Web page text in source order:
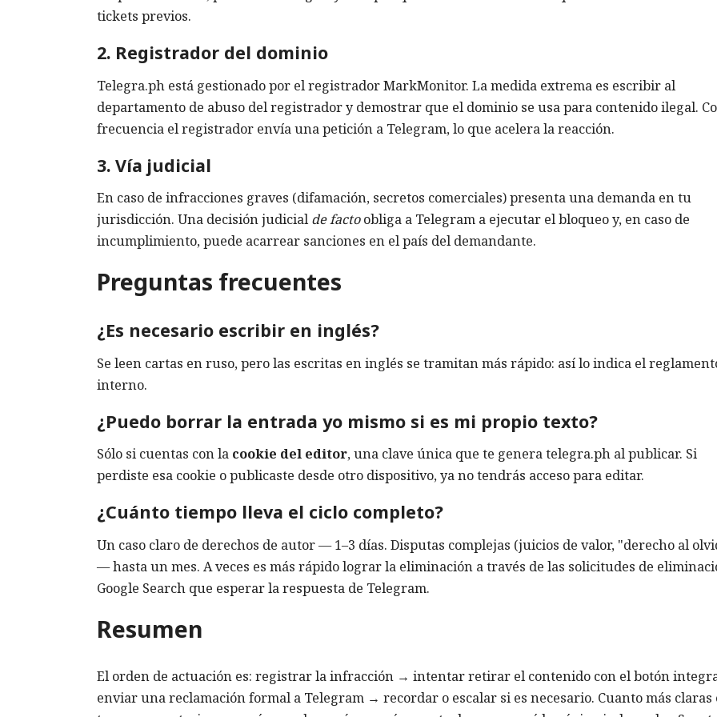
tickets previos.
2. Registrador del dominio
Telegra.ph está gestionado por el registrador MarkMonitor. La medida extrema es escribir al
departamento de abuso del registrador y demostrar que el dominio se usa para contenido ilegal.
frecuencia el registrador envía una petición a Telegram, lo que acelera la reacción.
3. Vía judicial
En caso de infracciones graves (difamación, secretos comerciales) presenta una demanda en tu
jurisdicción. Una decisión judicial de factoobliga a Telegram a ejecutar el bloqueo y, en caso de
incumplimiento, puede acarrear sanciones en el país del demandante.
Preguntas frecuentes
¿Es necesario escribir en inglés?
Se leen cartas en ruso, pero las escritas en inglés se tramitan más rápido: así lo indica el
interno.
¿Puedo borrar la entrada yo mismo si es mi propio texto?
Sólo si cuentas con la cookie del editor, una clave única que te genera telegra.ph al publicar. Si
perdiste esa cookie o publicaste desde otro dispositivo, ya no tendrás acceso para editar.
¿Cuánto tiempo lleva el ciclo completo?
Un caso claro de derechos de autor — 1–3 días. Disputas complejas (juicios de valor, "derecho al
— hasta un mes. A veces es más rápido lograr la eliminación a través de las solicitudes de
Google Search que esperar la respuesta de Telegram.
Resumen
El orden de actuación es: registrar la infracción → intentar retirar el contenido con el botón
enviar una reclamación formal a Telegram → recordar o escalar si es necesario. Cuanto más claras